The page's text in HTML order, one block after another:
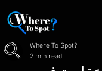
Where To Spot?
2 min read